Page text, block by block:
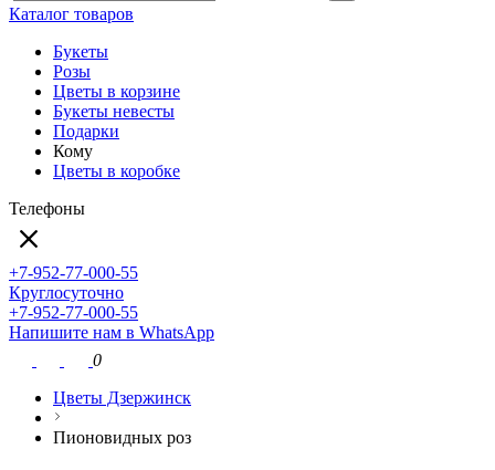
Каталог товаров
Букеты
Розы
Цветы в корзине
Букеты невесты
Подарки
Кому
Цветы в коробке
Телефоны
+7-952-77-000-55
Круглосуточно
+7-952-77-000-55
Напишите нам в WhatsApp
0
Цветы Дзержинск
Пионовидных роз